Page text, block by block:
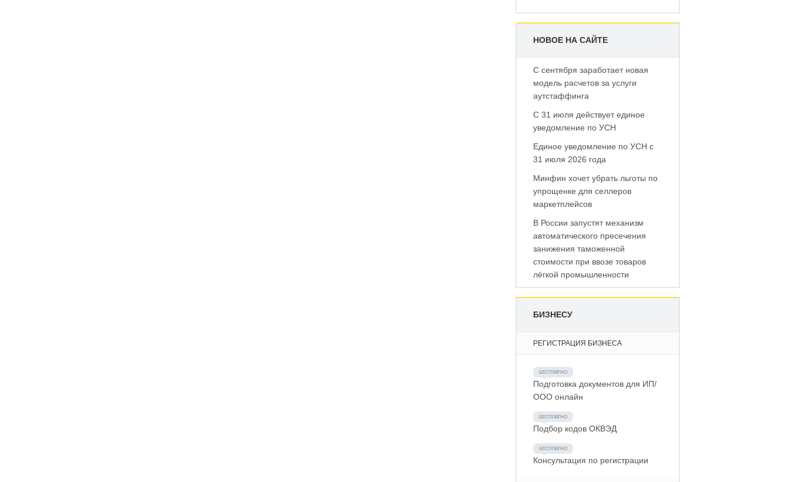
НОВОЕ НА САЙТЕ
С сентября заработает новая
модель расчетов за услуги
аутстаффинга
С 31 июля действует единое
уведомление по УСН
Единое уведомление по УСН с
31 июля 2026 года
Минфин хочет убрать льготы по
упрощенке для селлеров
маркетплейсов
В России запустят механизм
автоматического пресечения
занижения таможенной
стоимости при ввозе товаров
лёгкой промышленности
БИЗНЕСУ
РЕГИСТРАЦИЯ БИЗНЕСА
Подготовка документов для ИП/
ООО онлайн
Подбор кодов ОКВЭД
Консультация по регистрации